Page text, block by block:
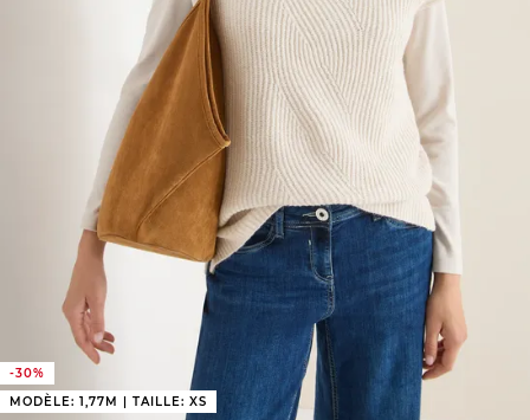
-30%
MODÈLE: 1,77M | TAILLE: XS